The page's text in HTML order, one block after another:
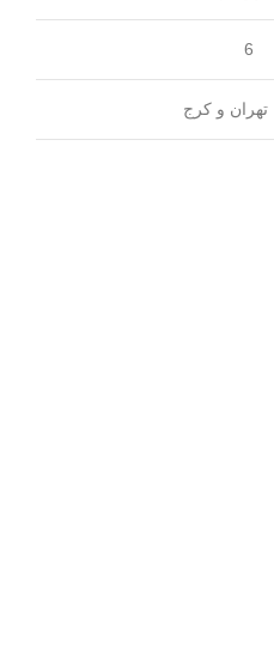
تهران و کرج